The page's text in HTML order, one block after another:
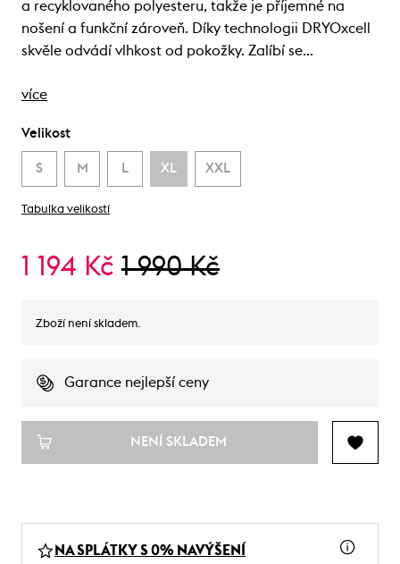
a recyklovaného polyesteru, takže je příjemné na
nošení a funkční zároveň. Díky technologii DRYOxcell
skvěle odvádí vlhkost od pokožky. Zalíbí se…
více
Velikost
S M L XL XXL
Tabulka velikostí
1 194 Kč 1 990 Kč
Zboží není skladem.
Garance nejlepší ceny
NENÍ SKLADEM
NA SPLÁTKY S 0% NAVÝŠENÍ